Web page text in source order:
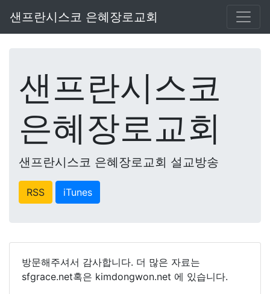
샌프란시스코 은혜장로교회
샌프란시스코
은혜장로교회
샌프란시스코 은혜장로교회 설교방송
RSS iTunes
방문해주셔서 감사합니다. 더 많은 자료는
sfgrace.net혹은 kimdongwon.net 에 있습니다.